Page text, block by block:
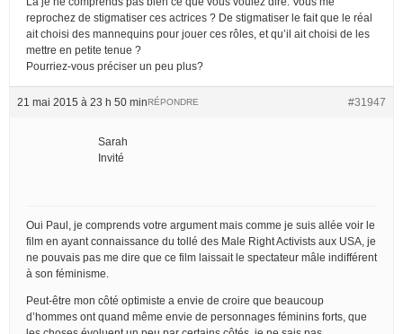
reprochez de stigmatiser ces actrices ? De stigmatiser le fait que le réal
ait choisi des mannequins pour jouer ces rôles, et qu’il ait choisi de les
mettre en petite tenue ?
Pourriez-vous préciser un peu plus?
21 mai 2015 à 23 h 50 min #31947
RÉPONDRE
Sarah
Invité
Oui Paul, je comprends votre argument mais comme je suis allée voir le
film en ayant connaissance du tollé des Male Right Activists aux USA, je
ne pouvais pas me dire que ce film laissait le spectateur mâle indifférent
à son féminisme.
Peut-être mon côté optimiste a envie de croire que beaucoup
d’hommes ont quand même envie de personnages féminins forts, que